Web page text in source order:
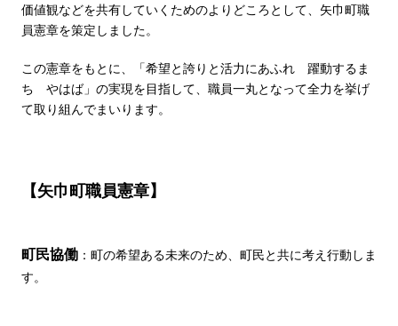
価値観などを共有していくためのよりどころとして、矢巾町職
員憲章を策定しました。
この憲章をもとに、「希望と誇りと活力にあふれ 躍動するま
ち やはば」の実現を目指して、職員一丸となって全力を挙げ
て取り組んでまいります。
【矢巾町職員憲章】
町民協働 ：町の希望ある未来のため、町民と共に考え行動しま
す。